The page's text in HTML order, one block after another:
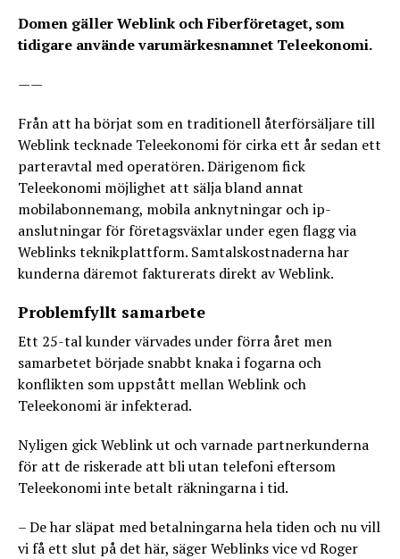
Domen gäller Weblink och Fiberföretaget, som
tidigare använde varumärkesnamnet Teleekonomi.
——
Från att ha börjat som en traditionell återförsäljare till
Weblink tecknade Teleekonomi för cirka ett år sedan ett
parteravtal med operatören. Därigenom fick
Teleekonomi möjlighet att sälja bland annat
mobilabonnemang, mobila anknytningar och ip-
anslutningar för företagsväxlar under egen flagg via
Weblinks teknikplattform. Samtalskostnaderna har
kunderna däremot fakturerats direkt av Weblink.
Problemfyllt samarbete
Ett 25-tal kunder värvades under förra året men
samarbetet började snabbt knaka i fogarna och
konflikten som uppstått mellan Weblink och
Teleekonomi är infekterad.
Nyligen gick Weblink ut och varnade partnerkunderna
för att de riskerade att bli utan telefoni eftersom
Teleekonomi inte betalt räkningarna i tid.
– De har släpat med betalningarna hela tiden och nu vill
vi få ett slut på det här, säger Weblinks vice vd Roger